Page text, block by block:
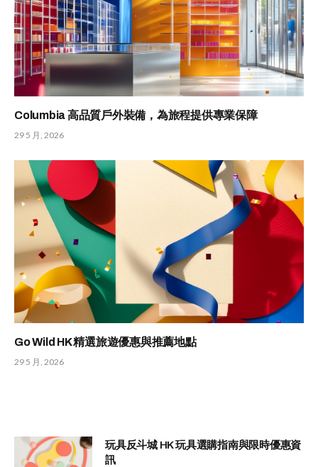
Columbia 高品質戶外裝備，為旅程提供專業保障
29 5 月, 2026
Go Wild HK 精選旅遊優惠與推薦地點
29 5 月, 2026
玩具反斗城 HK 玩具選購指南與限時優惠資
訊